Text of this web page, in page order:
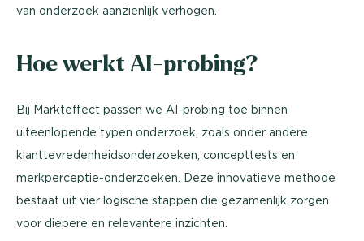
van onderzoek aanzienlijk verhogen.
Hoe werkt AI-probing?
Bij Markteffect passen we AI-probing toe binnen
uiteenlopende typen onderzoek, zoals onder andere
klanttevredenheidsonderzoeken, concepttests en
merkperceptie-onderzoeken. Deze innovatieve methode
bestaat uit vier logische stappen die gezamenlijk zorgen
voor diepere en relevantere inzichten.